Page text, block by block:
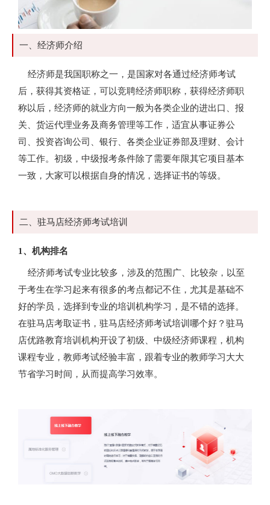
一、经济师介绍
经济师是我国职称之一，是国家对各通过经济师考试
后，获得其资格证，可以竞聘经济师职称，获得经济师职
称以后，经济师的就业方向一般为各类企业的进出口、报
关、货运代理业务及商务管理等工作，适宜从事证券公
司、投资咨询公司、银行、各类企业证券部及理财、会计
等工作。初级，中级报考条件除了需要年限其它项目基本
一致，大家可以根据自身的情况，选择证书的等级。
二、驻马店经济师考试培训
1、机构排名
经济师考试专业比较多，涉及的范围广、比较杂，以至
于考生在学习起来有很多的考点都记不住，尤其是基础不
好的学员，选择到专业的培训机构学习，是不错的选择。
在驻马店考取证书，驻马店经济师考试培训哪个好？驻马
店优路教育培训机构开设了初级、中级经济师课程，机构
课程专业，教师考试经验丰富，跟着专业的教师学习大大
节省学习时间，从而提高学习效率。